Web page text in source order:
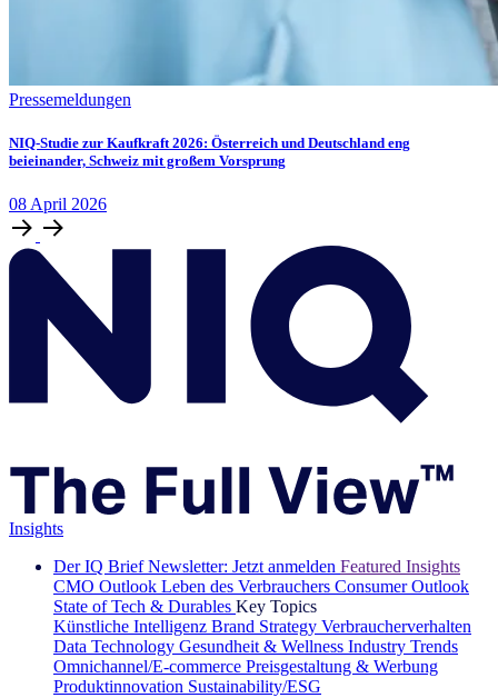
Pressemeldungen
NIQ-Studie zur Kaufkraft 2026: Österreich und Deutschland eng
beieinander, Schweiz mit großem Vorsprung
08 April 2026
Insights
Der IQ Brief Newsletter: Jetzt anmelden Featured Insights
CMO Outlook Leben des Verbrauchers Consumer Outlook
State of Tech & Durables Key Topics
Künstliche Intelligenz Brand Strategy Verbraucherverhalten
Data Technology Gesundheit & Wellness Industry Trends
Omnichannel/E-commerce Preisgestaltung & Werbung
Produktinnovation Sustainability/ESG